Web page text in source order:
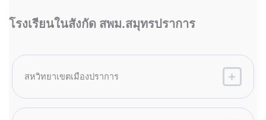
โรงเรียนในสังกัด สพม.สมุทรปราการ
สหวิทยาเขตเมืองปราการ